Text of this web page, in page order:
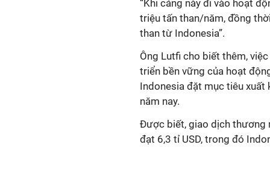
“Khi cảng này đi vào hoạt
triệu tấn than/năm, đồng
than từ Indonesia”.
Ông Lutfi cho biết thêm,
triển bền vững của hoạt
Indonesia đặt mục tiêu xuất
năm nay.
Được biết, giao dịch thương
đạt 6,3 tỉ USD, trong đó